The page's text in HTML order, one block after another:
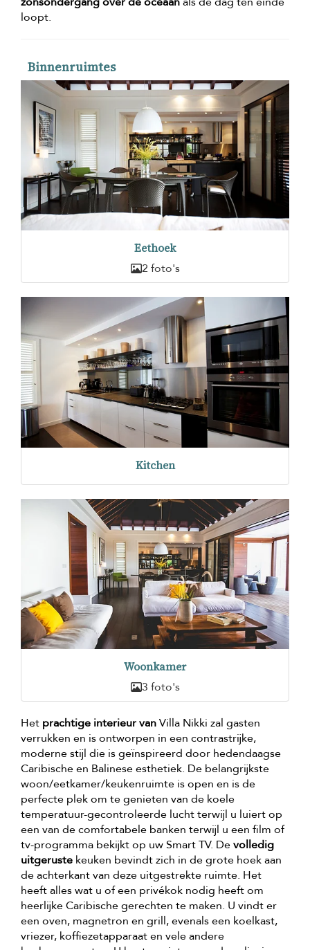
loopt.
Binnenruimtes
Eethoek
2 foto's
Kitchen
Woonkamer
3 foto's
Het prachtige interieur vanVilla Nikki zal gasten
verrukken en is ontworpen in een contrastrijke,
moderne stijl die is geïnspireerd door hedendaagse
Caribische en Balinese esthetiek. De belangrijkste
woon/eetkamer/keukenruimte is open en is de
perfecte plek om te genieten van de koele
temperatuur-gecontroleerde lucht terwijl u luiert op
een van de comfortabele banken terwijl u een film of
tv-programma bekijkt op uw Smart TV. Devolledig
uitgeruste keuken bevindt zich in de grote hoek aan
de achterkant van deze uitgestrekte ruimte. Het
heeft alles wat u of een privékok nodig heeft om
heerlijke Caribische gerechten te maken. U vindt er
een oven, magnetron en grill, evenals een koelkast,
vriezer, koffiezetapparaat en vele andere